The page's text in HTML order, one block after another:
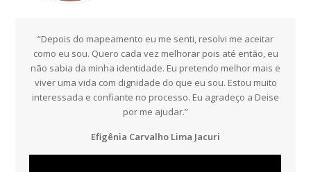
“Depois do mapeamento eu me senti, resolvi me aceitar
como eu sou. Quero cada vez melhorar pois até então, eu
não sabia da minha identidade. Eu pretendo melhor mais e
viver uma vida com dignidade do que eu sou. Estou muito
interessada e confiante no processo. Eu agradeço a Deise
por me ajudar.”
Efigênia Carvalho Lima Jacuri